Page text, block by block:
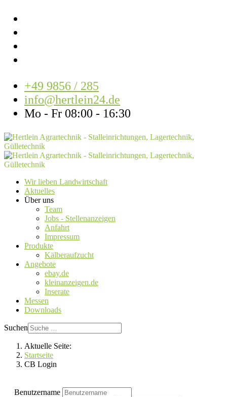
+49 9856 / 285
info@hertlein24.de
Mo - Fr 08:00 - 16:30
Wir lieben Landwirtschaft
Aktuelles
Über uns
Team
Jobs - Stellenanzeigen
Anfahrt
Impressum
Produkte
Kälberaufzucht
Angebote
ebay.de
kleinanzeigen.de
Inserate
Messen
Downloads
Suchen
Aktuelle Seite:
Startseite
CB Login
Benutzername